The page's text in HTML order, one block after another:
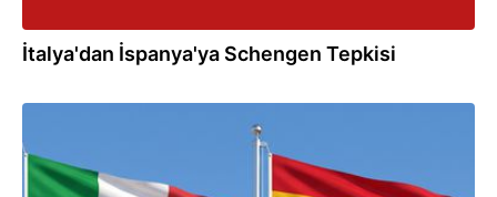
İtalya'dan İspanya'ya Schengen Tepkisi